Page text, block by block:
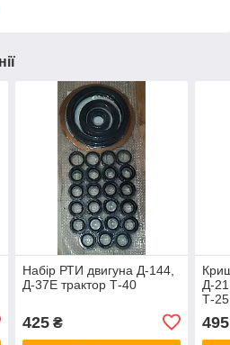
Набір РТИ двигуна Д-144,
Д-37Е трактор Т-40
425₴
Д-
Т-
495